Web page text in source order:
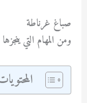
صباغ غرناطة
ومن المهام التي